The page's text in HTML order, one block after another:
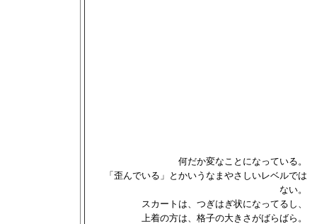
何だか変なことになっている。
「歪んでいる」とかいうなまやさしいレベルでは
ない。
スカートは、つぎはぎ状になってるし、
上着の方は、格子の大きさがばらばら。